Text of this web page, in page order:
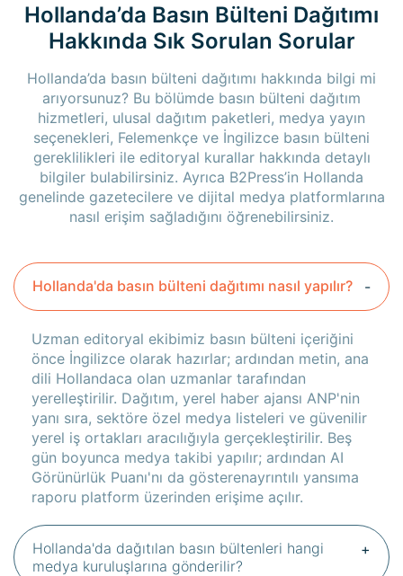
Hollanda’da Basın Bülteni Dağıtımı
Hakkında Sık Sorulan Sorular
Hollanda’da basın bülteni dağıtımı hakkında bilgi mi
arıyorsunuz? Bu bölümde basın bülteni dağıtım
hizmetleri, ulusal dağıtım paketleri, medya yayın
seçenekleri, Felemenkçe ve İngilizce basın bülteni
gereklilikleri ile editoryal kurallar hakkında detaylı
bilgiler bulabilirsiniz. Ayrıca B2Press’in Hollanda
genelinde gazetecilere ve dijital medya platformlarına
nasıl erişim sağladığını öğrenebilirsiniz.
Hollanda'da basın bülteni dağıtımı nasıl yapılır?
Uzman editoryal ekibimiz basın bülteni içeriğini
önce İngilizce olarak hazırlar; ardından metin, ana
dili Hollandaca olan uzmanlar tarafından
yerelleştirilir. Dağıtım, yerel haber ajansı ANP'nin
yanı sıra, sektöre özel medya listeleri ve güvenilir
yerel iş ortakları aracılığıyla gerçekleştirilir. Beş
gün boyunca medya takibi yapılır; ardından AI
Görünürlük Puanı'nı da gösterenayrıntılı yansıma
raporu platform üzerinden erişime açılır.
Hollanda'da dağıtılan basın bültenleri hangi
medya kuruluşlarına gönderilir?